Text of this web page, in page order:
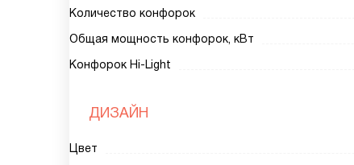
Количество конфорок
Общая мощность конфорок, кВт
Конфорок Hi-Light
ДИЗАЙН
Цвет